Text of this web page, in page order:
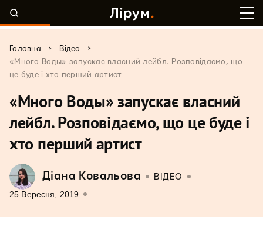
Головна > Відео
>
«Много Воды» запускає власний лейбл. Розповідаємо, що
це буде і хто перший артист
«Много Воды» запускає власний
лейбл. Розповідаємо, що це буде і
хто перший артист
Діана Ковальова ВІДЕО
25 Вересня, 2019